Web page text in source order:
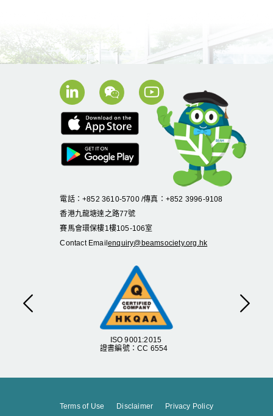
ISO 9001:2015
證書編號：CC 6554
Previous Next
電話：+852 3610-5700 /傳真：+852 3996-9108
香港九龍塘達之路77號
賽馬會環保樓1 樓105-106室
Contact Emailenquiry@beamsociety.org.hk
Terms of Use Disclaimer Privacy Policy